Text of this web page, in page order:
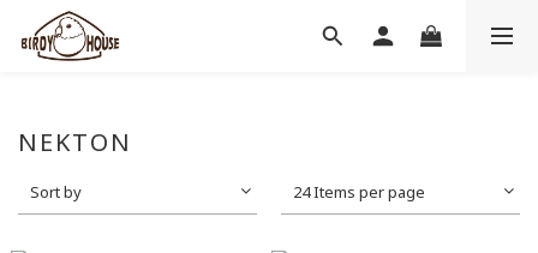
NEKTON
Sort by 24 Items per page